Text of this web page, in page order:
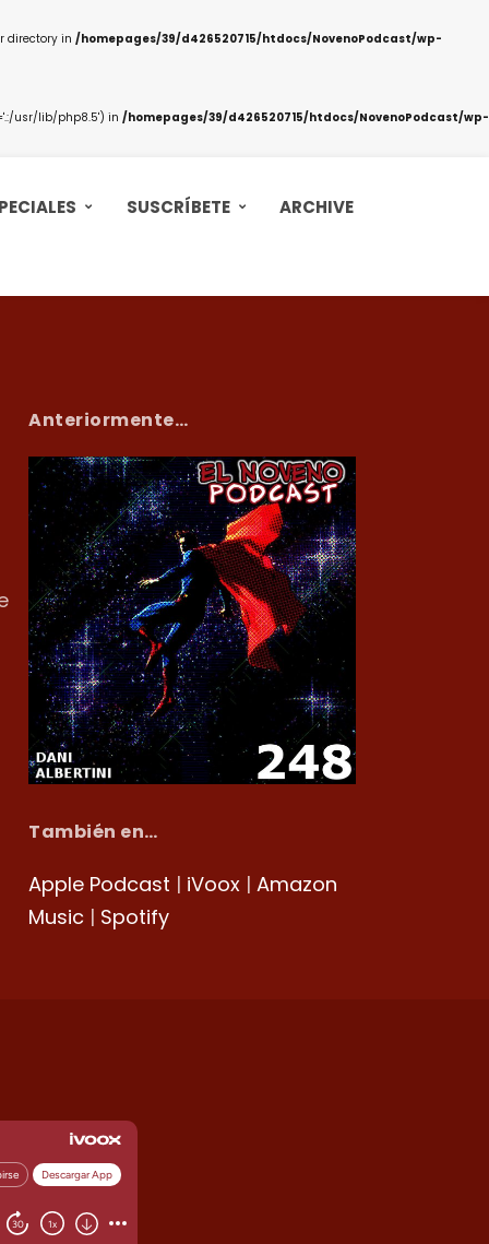
directory in /homepages/39/d426520715/htdocs/NovenoPodcast/wp-
usr/lib/php8.5') in /homepages/39/d426520715/htdocs/NovenoPodcast/wp-
SUSCRÍBETE ARCHIVE
Anteriormente…
También en…
Apple Podcast | iVoox | Amazon
Music | Spotify